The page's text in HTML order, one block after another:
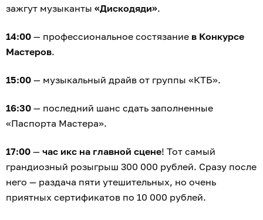
зажгут музыканты «Дискодяди».
14:00 — профессиональное состязание в Конкурсе
Мастеров.
15:00 — музыкальный драйв от группы «КТБ».
16:30 — последний шанс сдать заполненные
«Паспорта Мастера».
17:00 — час икс на главной сцене! Тот самый
грандиозный розыгрыш 300 000 рублей. Сразу после
него — раздача пяти утешительных, но очень
приятных сертификатов по 10 000 рублей.